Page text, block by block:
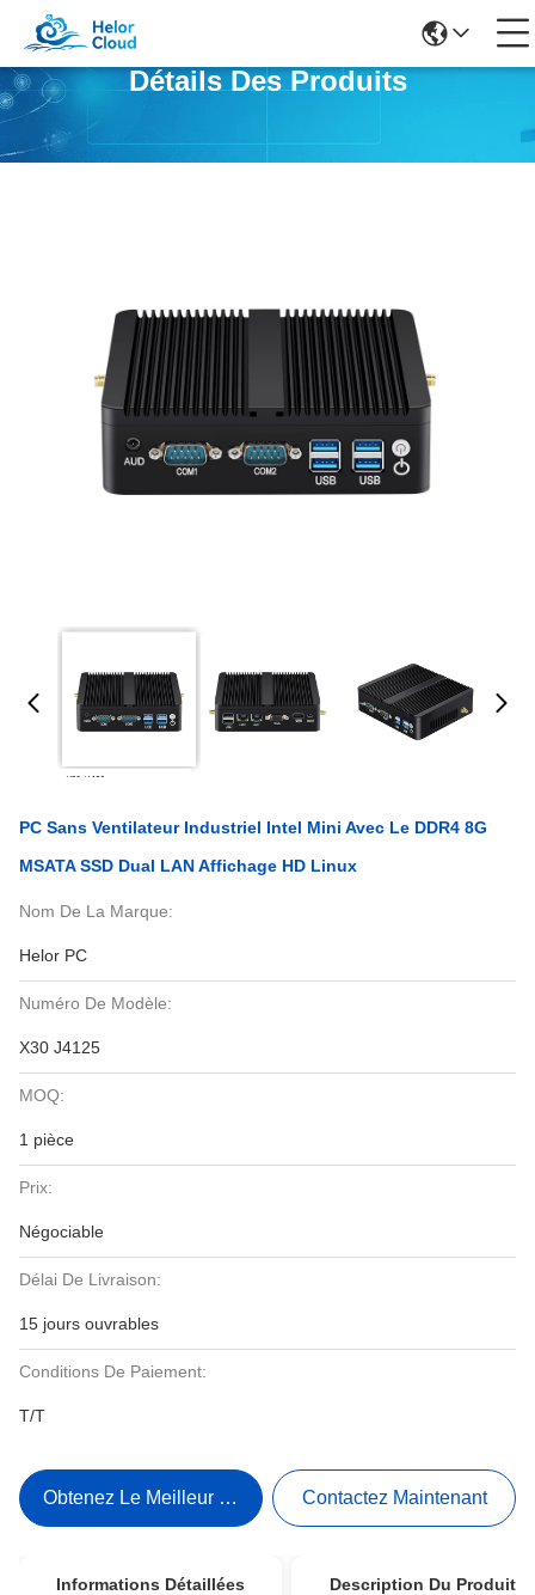
Détails Des Produits
PC Sans Ventilateur Industriel Intel Mini Avec Le DDR4 8G
MSATA SSD Dual LAN Affichage HD Linux
Nom De La Marque:
Helor PC
Numéro De Modèle:
X30 J4125
MOQ:
1 pièce
Prix:
Négociable
Délai De Livraison:
15 jours ouvrables
Conditions De Paiement:
T/T
Obtenez Le Meilleur Prix Contactez Maintenant
Informations Détaillées Description Du Produit